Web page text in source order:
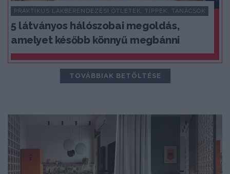
PRAKTIKUS LAKBERENDEZÉSI ÖTLETEK, TIPPEK, TANÁCSOK
5 látványos hálószobai megoldás,
amelyet később könnyű megbánni
TOVÁBBIAK BETÖLTÉSE